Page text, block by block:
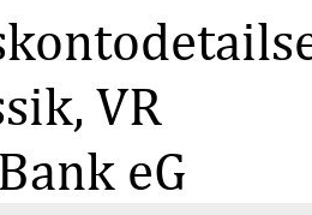
auf
100%
VR
eG